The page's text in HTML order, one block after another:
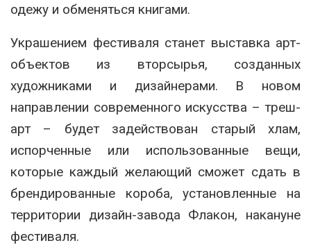
одежу и обменяться книгами.
Украшением фестиваля станет выставка арт-
объектов из вторсырья, созданных
художниками и дизайнерами. В новом
направлении современного искусства – треш-
арт – будет задействован старый хлам,
испорченные или использованные вещи,
которые каждый желающий сможет сдать в
брендированные короба, установленные на
территории дизайн-завода Флакон, накануне
фестиваля.